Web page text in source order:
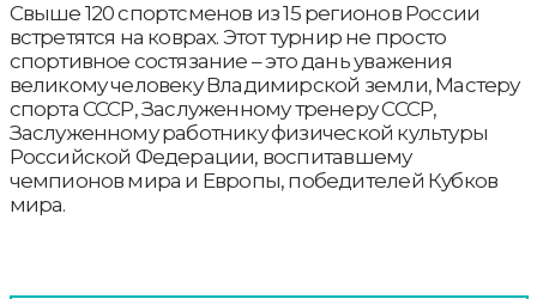
Свыше 120 спортсменов из 15 регионов России
встретятся на коврах. Этот турнир не просто
спортивное состязание – это дань уважения
великому человеку Владимирской земли, Мастеру
спорта СССР, Заслуженному тренеру СССР,
Заслуженному работнику физической культуры
Российской Федерации, воспитавшему
чемпионов мира и Европы, победителей Кубков
мира.